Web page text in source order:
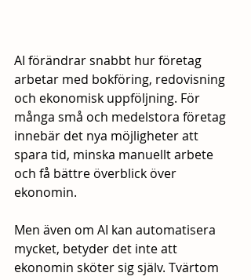
AI förändrar snabbt hur företag
arbetar med bokföring, redovisning
och ekonomisk uppföljning. För
många små och medelstora företag
innebär det nya möjligheter att
spara tid, minska manuellt arbete
och få bättre överblick över
ekonomin.
Men även om AI kan automatisera
mycket, betyder det inte att
ekonomin sköter sig själv. Tvärtom